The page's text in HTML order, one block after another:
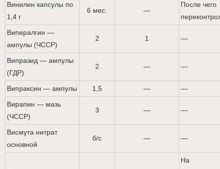
Винилин капсулы по
1,4 г
6 мес. —
После чего
Випералгин —
ампулы (ЧССР)
2 1 —
Випразид — ампулы
(ГДР)
2 — —
Випраксин — ампулы 1,5 —
—
Вирапин — мазь
(ЧССР)
3 — —
Висмута нитрат
основной
б/с — —
На